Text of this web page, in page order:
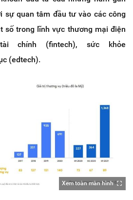
sự quan tâm đầu tư vào các công
số trong lĩnh vực thương mại điện
chính (fintech), sức khỏe
(edtech).
Xem toàn màn hình